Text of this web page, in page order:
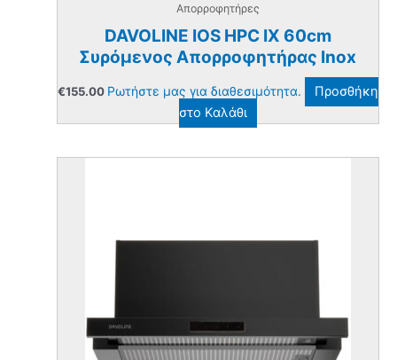
Απορροφητήρες
DAVOLINE IOS HPC IX 60cm
Συρόμενος Απορροφητήρας Inox
€155.00 Ρωτήστε μας για διαθεσιμότητα.
Προσθήκη
στο Καλάθι